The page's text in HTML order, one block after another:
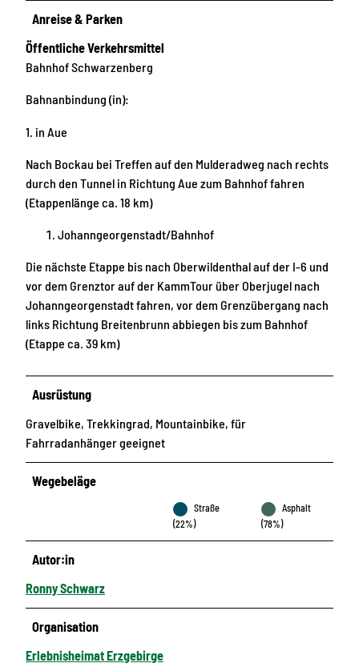
Anreise & Parken
Öffentliche Verkehrsmittel
Bahnhof Schwarzenberg
Bahnanbindung (in):
1. in Aue
Nach Bockau bei Treffen auf den Mulderadweg nach rechts
durch den Tunnel in Richtung Aue zum Bahnhof fahren
(Etappenlänge ca. 18 km)
Johanngeorgenstadt/Bahnhof
Die nächste Etappe bis nach Oberwildenthal auf der I-6 und
vor dem Grenztor auf der KammTour über Oberjugel nach
Johanngeorgenstadt fahren, vor dem Grenzübergang nach
links Richtung Breitenbrunn abbiegen bis zum Bahnhof
(Etappe ca. 39 km)
Ausrüstung
Gravelbike, Trekkingrad, Mountainbike, für
Fahrradanhänger geeignet
Wegebeläge
Straße
(22%)
Asphalt
(78%)
Autor:in
Ronny Schwarz
Organisation
Erlebnisheimat Erzgebirge